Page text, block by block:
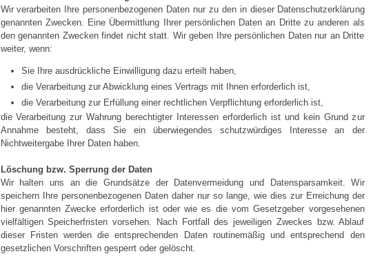
Wir verarbeiten Ihre personenbezogenen Daten nur zu den in dieser Datenschutzerklärung
genannten Zwecken. Eine Übermittlung Ihrer persönlichen Daten an Dritte zu anderen als
den genannten Zwecken findet nicht statt. Wir geben Ihre persönlichen Daten nur an Dritte
weiter, wenn:
Sie Ihre ausdrückliche Einwilligung dazu erteilt haben,
die Verarbeitung zur Abwicklung eines Vertrags mit Ihnen erforderlich ist,
die Verarbeitung zur Erfüllung einer rechtlichen Verpflichtung erforderlich ist,
die Verarbeitung zur Wahrung berechtigter Interessen erforderlich ist und kein Grund zur
Annahme besteht, dass Sie ein überwiegendes schutzwürdiges Interesse an der
Nichtweitergabe Ihrer Daten haben.
Löschung bzw. Sperrung der Daten
Wir halten uns an die Grundsätze der Datenvermeidung und Datensparsamkeit. Wir
speichern Ihre personenbezogenen Daten daher nur so lange, wie dies zur Erreichung der
hier genannten Zwecke erforderlich ist oder wie es die vom Gesetzgeber vorgesehenen
vielfältigen Speicherfristen vorsehen. Nach Fortfall des jeweiligen Zweckes bzw. Ablauf
dieser Fristen werden die entsprechenden Daten routinemäßig und entsprechend den
gesetzlichen Vorschriften gesperrt oder gelöscht.